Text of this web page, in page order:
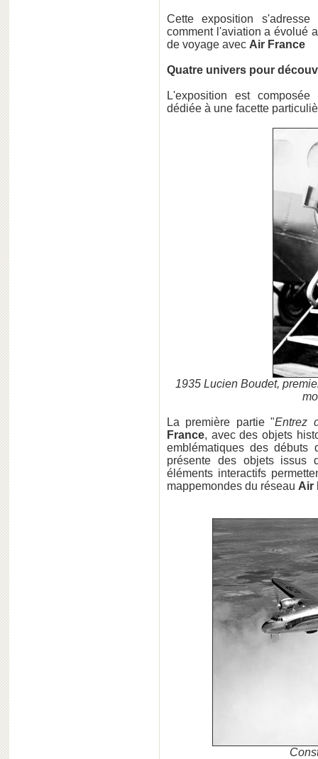
Cette exposition
comment l'aviation a évolué
de voyage avec Air France
Quatre univers pour
L'exposition est
dédiée à une facette
1935 Lucien Boudet,
La première partie "Entrez
France, avec des objets
emblématiques des
présente des objets issus
éléments interactifs
mappemondes du réseau Air